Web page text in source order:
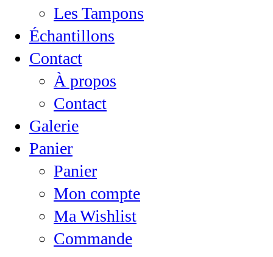
Les Tampons
Échantillons
Contact
À propos
Contact
Galerie
Panier
Panier
Mon compte
Ma Wishlist
Commande